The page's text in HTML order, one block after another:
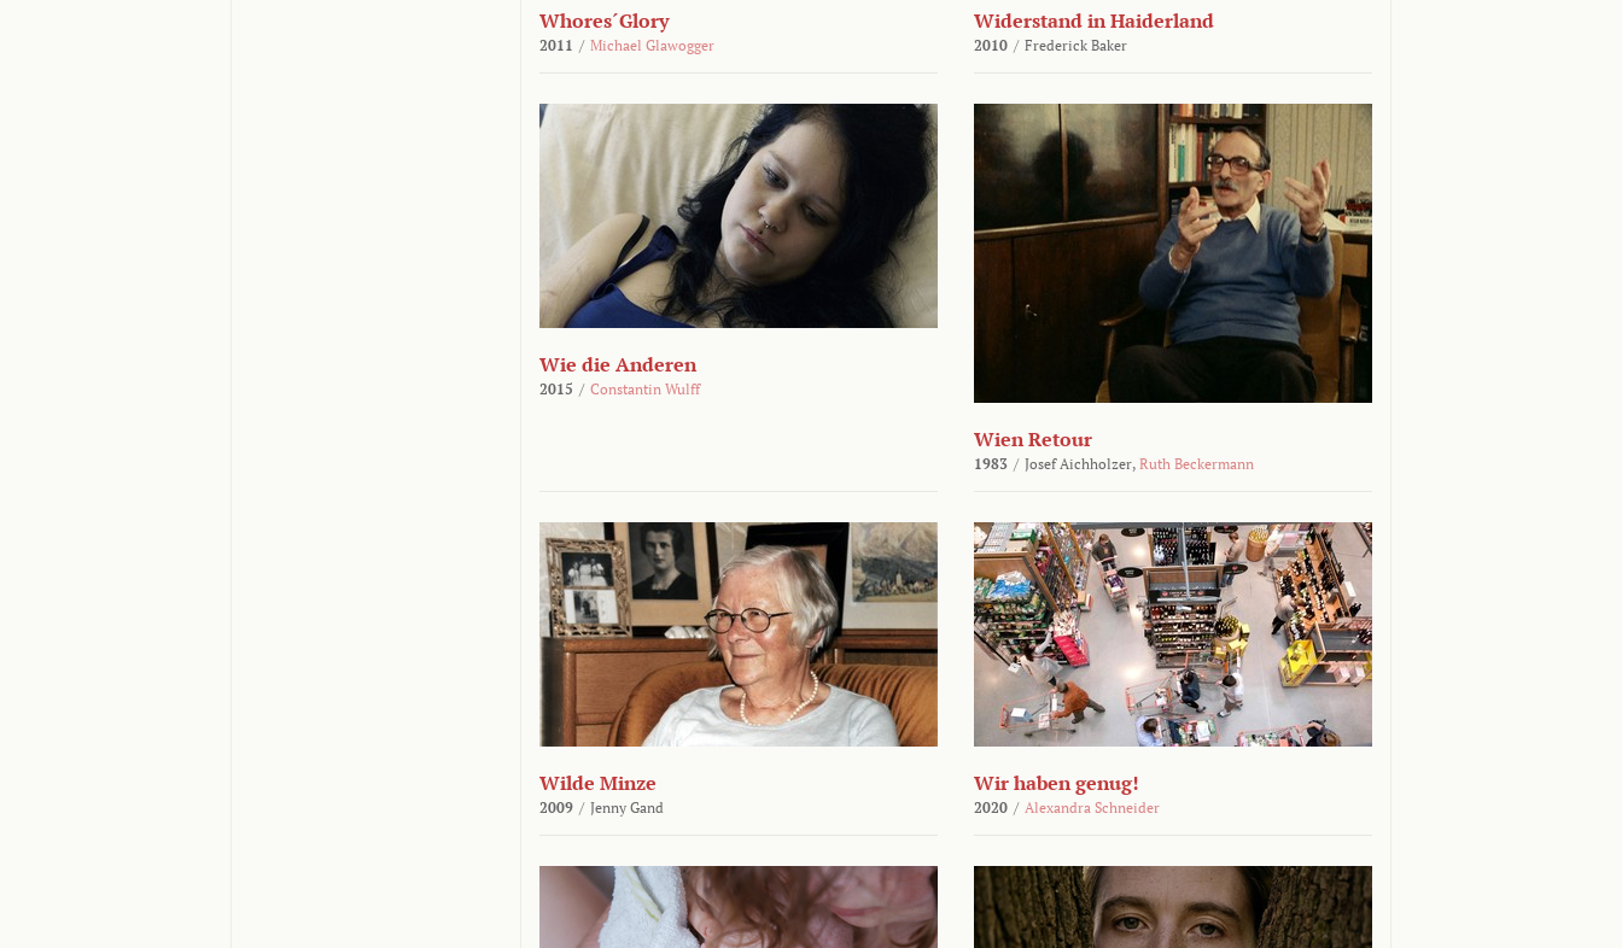
Whores´Glory
2011 / Michael Glawogger
Widerstand in Haiderland
2010 / Frederick Baker
Wie die Anderen
2015 / Constantin Wulff
Wien Retour
1983 / Josef Aichholzer, Ruth Beckermann
Wilde Minze
2009 / Jenny Gand
Wir haben genug!
2020 / Alexandra Schneider